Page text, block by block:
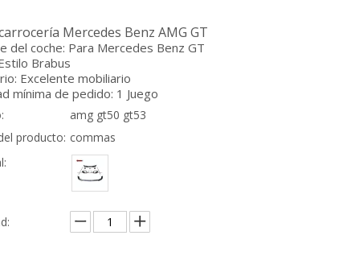
Mercedes Benz AMG GT
del coche: Para Mercedes Benz GT
Brabus
Excelente mobiliario
mínima de pedido: 1 Juego
amg gt50 gt53
producto: commas